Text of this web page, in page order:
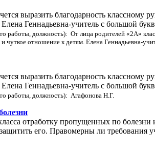
выразить благодарность классному
Геннадьевна-учитель с большой
работы, должность): От лица родителей «2А»
отношение к детям. Елена Геннадьевна-
выразить благодарность классному
Геннадьевна-учитель с большой
работы, должность): Агафонова Н.Г.
отработку пропущенных по
его. Правомерны ли требования